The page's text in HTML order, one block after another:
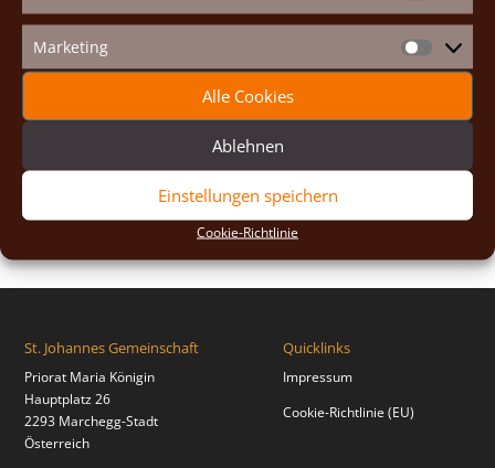
Marketing Marketing
Alle Cookies
Ablehnen
Einstellungen speichern
Cookie-Richtlinie
2024(5)
2023(13)
2022(9)
2020(2)
St. Johannes Gemeinschaft
Priorat Maria Königin
Hauptplatz 26
2293 Marchegg-Stadt
Österreich
Quicklinks
Impressum
Cookie-Richtlinie (EU)